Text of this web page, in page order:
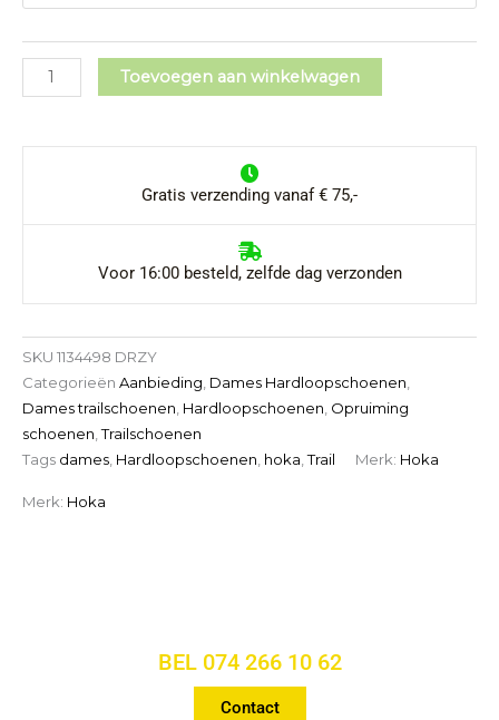
Zoektermen
Trail
Toevoegen aan winkelwagen
Gratis verzending vanaf € 75,-
Voor 16:00 besteld, zelfde dag verzonden
SKU 1134498 DRZY
Categorieën Aanbieding, Dames Hardloopschoenen,
Dames trailschoenen, Hardloopschoenen, Opruiming
schoenen,Trailschoenen
Tags dames, Hardloopschoenen, hoka,Trail Merk: Hoka
Merk: Hoka
BEL 074 266 10 62
Contact